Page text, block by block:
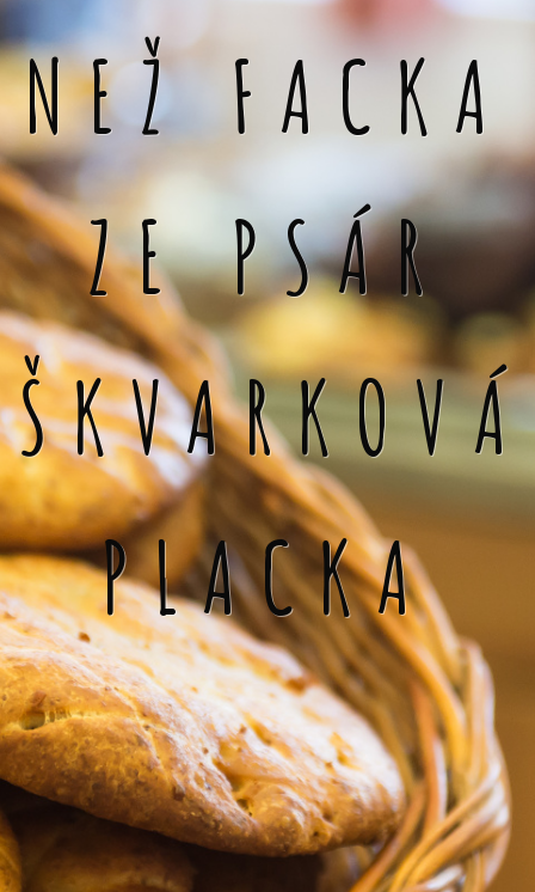
NEŽ FACKA
ZE PSÁR
ŠKVARKOVÁ
PLACKA